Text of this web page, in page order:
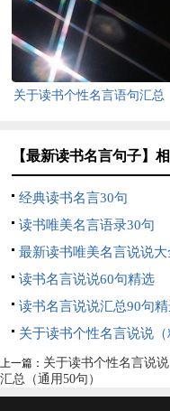
选100句）
关于读书个性名言语句汇总
【最新读书名言句子】
经典读书名言30句
读书唯美名言语录30句
最新读书唯美名言说说大
句精选
读书名言说说60句精选
读书名言说说汇总90句
关于读书个性名言说说
30句）
上一篇： 关于读书个性名言说说
汇总（通用50句）